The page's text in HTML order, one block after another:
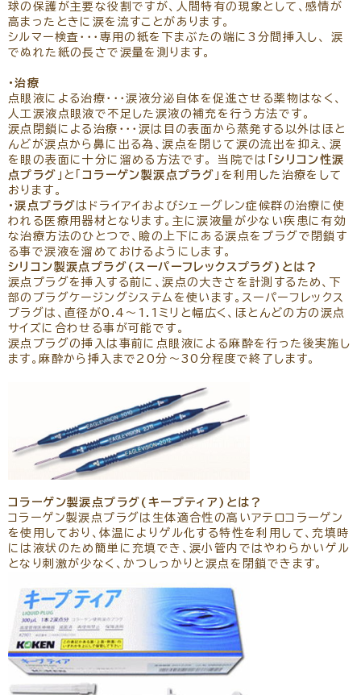
球の保護が主要な役割ですが、人間特有の現象として、感情が
高まったときに涙を流すことがあります。
シルマー検査・・・専用の紙を下まぶたの端に3分間挿入し、 涙
でぬれた紙の長さで涙量を測ります。
・治療
点眼液による治療・・・涙液分泌自体を促進させる薬物はなく、
人工涙液点眼液で不足した涙液の補充を行う方法です。
涙点閉鎖による治療・・・涙は目の表面から蒸発する以外はほと
んどが涙点から鼻に出る為、涙点を閉じて涙の流出を抑え、涙
を眼の表面に十分に溜める方法です。 当院では「シリコン性涙
点プラグ 」と「 コラーゲン製涙点プラグ 」を利用した治療をして
おります。
・涙点プラグはドライアイおよびシェーグレン症候群の治療に使
われる医療用器材となります。主に涙液量が少ない疾患に有効
な治療方法のひとつで、瞼の上下にある涙点をプラグで閉鎖す
る事で涙液を溜めておけるようにします。
シリコン製涙点プラグ(スーパーフレックスプラグ)とは？
涙点プラグを挿入する前に、涙点の大きさを計測するため、下
部のプラグケージングシステムを使います。スーパーフレックス
プラグは、直径が0.4～1.1ミリと幅広く、ほとんどの方の涙点
サイズに合わせる事が可能です。
涙点プラグの挿入は事前に点眼液による麻酔を行った後実施し
ます。麻酔から挿入まで20分～30分程度で終了します。
コラーゲン製涙点プラグ(キープティア)とは？
コラーゲン製涙点プラグは生体適合性の高いアテロコラーゲン
を使用しており、体温によりゲル化する特性を利用して、充填時
には液状のため簡単に充填でき、涙小管内ではやわらかいゲル
となり刺激が少なく、かつしっかりと涙点を閉鎖できます。